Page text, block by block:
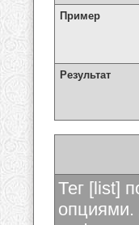
Пример
Результат
Тег [list]
опциями.